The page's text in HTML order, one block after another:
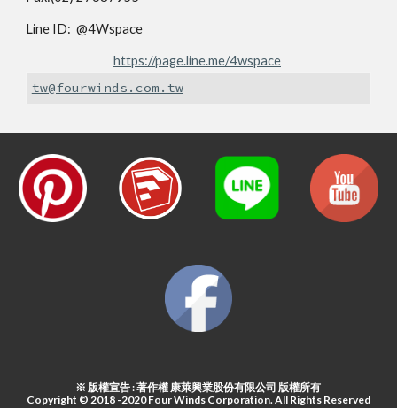
Line ID: @4Wspace
https://page.line.me/4wspace
tw@fourwinds.com.tw
※ 版權宣告 : 著作權 康萊興業股份有限公司 版權所有
Copyright © 2018 -2020 Four Winds Corporation. All Rights Reserved